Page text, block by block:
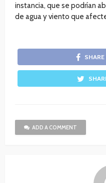
instancia, que se podrían
de agua y viento que
ADD A COMMENT